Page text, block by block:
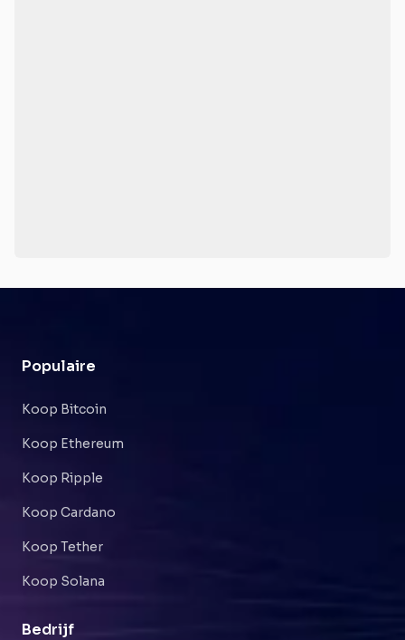
Populaire
Koop Bitcoin
Koop Ethereum
Koop Ripple
Koop Cardano
Koop Tether
Koop Solana
Bedrijf